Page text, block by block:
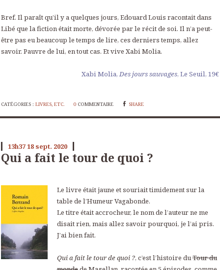
Bref. Il paraît qu’il y a quelques jours, Edouard Louis racontait dans
Libé que la fiction était morte, dévorée par le récit de soi. Il n’a peut-
être pas eu beaucoup le temps de lire, ces derniers temps, allez
savoir. Pauvre de lui, en tout cas. Et vive Xabi Molia.
Xabi Molia, Des jours sauvages, Le Seuil, 19€
CATÉGORIES : LIVRES, ETC. 0 COMMENTAIRE SHARE
13h3718 sept. 2020
Qui a fait le tour de quoi ?
Le livre était jaune et souriait timidement sur la
table de l’Humeur Vagabonde.
Le titre était accrocheur, le nom de l’auteur ne me
disait rien, mais allez savoir pourquoi, je l’ai pris.
J’ai bien fait.
Qui a fait le tour de quoi ?, c’est l’histoire duTour du